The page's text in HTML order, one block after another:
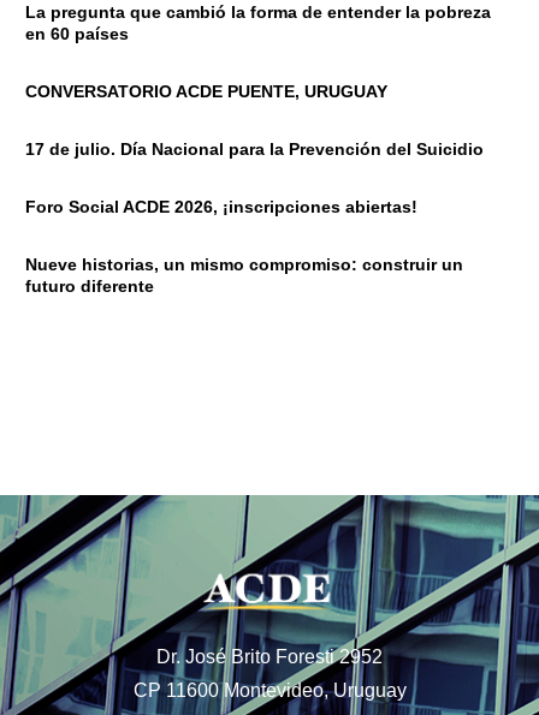
La pregunta que cambió la forma de entender la pobreza
en 60 países
CONVERSATORIO ACDE PUENTE, URUGUAY
17 de julio. Día Nacional para la Prevención del Suicidio
Foro Social ACDE 2026, ¡inscripciones abiertas!
Nueve historias, un mismo compromiso: construir un
futuro diferente
Dr. José Brito Foresti 2952
CP 11600 Montevideo, Uruguay